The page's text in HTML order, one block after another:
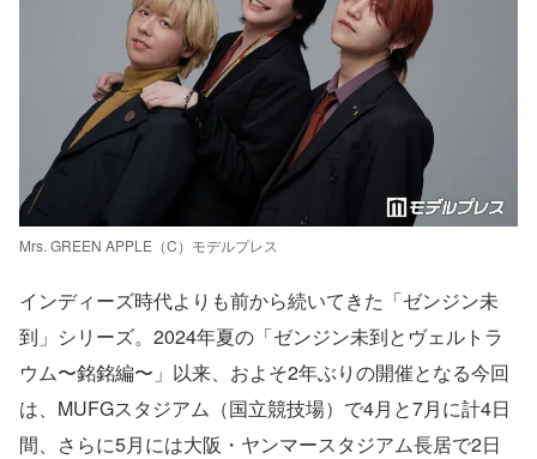
Mrs. GREEN APPLE（C）モデルプレス
インディーズ時代よりも前から続いてきた「ゼンジン未
到」シリーズ。2024年夏の「ゼンジン未到とヴェルトラ
ウム〜銘銘編〜」以来、およそ2年ぶりの開催となる今回
は、MUFGスタジアム（国立競技場）で4月と7月に計4日
間、さらに5月には大阪・ヤンマースタジアム長居で2日